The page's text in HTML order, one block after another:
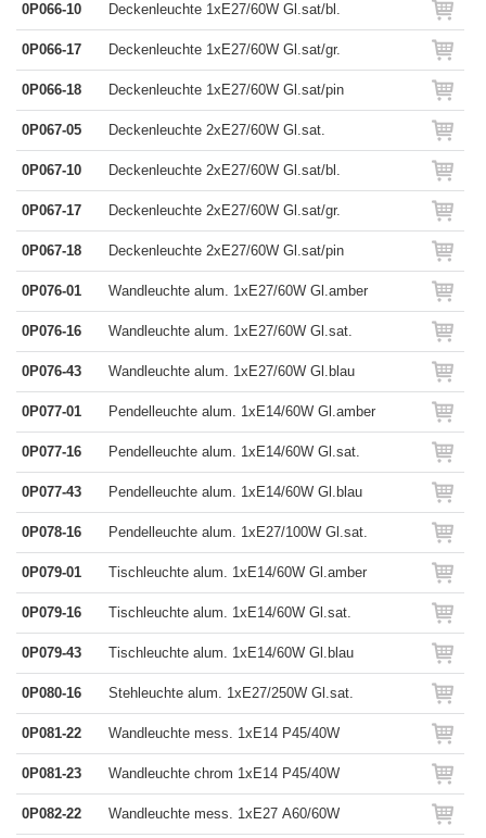
0P066-10 Deckenleuchte 1xE27/60W Gl.sat/bl.
0P066-17 Deckenleuchte 1xE27/60W Gl.sat/gr.
0P066-18 Deckenleuchte 1xE27/60W Gl.sat/pin
0P067-05 Deckenleuchte 2xE27/60W Gl.sat.
0P067-10 Deckenleuchte 2xE27/60W Gl.sat/bl.
0P067-17 Deckenleuchte 2xE27/60W Gl.sat/gr.
0P067-18 Deckenleuchte 2xE27/60W Gl.sat/pin
0P076-01 Wandleuchte alum. 1xE27/60W Gl.amber
0P076-16 Wandleuchte alum. 1xE27/60W Gl.sat.
0P076-43 Wandleuchte alum. 1xE27/60W Gl.blau
0P077-01 Pendelleuchte alum. 1xE14/60W Gl.amber
0P077-16 Pendelleuchte alum. 1xE14/60W Gl.sat.
0P077-43 Pendelleuchte alum. 1xE14/60W Gl.blau
0P078-16 Pendelleuchte alum. 1xE27/100W Gl.sat.
0P079-01 Tischleuchte alum. 1xE14/60W Gl.amber
0P079-16 Tischleuchte alum. 1xE14/60W Gl.sat.
0P079-43 Tischleuchte alum. 1xE14/60W Gl.blau
0P080-16 Stehleuchte alum. 1xE27/250W Gl.sat.
0P081-22 Wandleuchte mess. 1xE14 P45/40W
0P081-23 Wandleuchte chrom 1xE14 P45/40W
0P082-22 Wandleuchte mess. 1xE27 A60/60W